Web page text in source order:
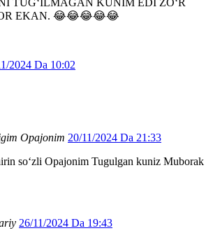
EKAN. 😂😂😂😂😂
2024 Da 10:02
Opajonim 20/11/2024 Da 21:33
soʻzli Opajonim Tugulgan kuniz Muborak
26/11/2024 Da 19:43